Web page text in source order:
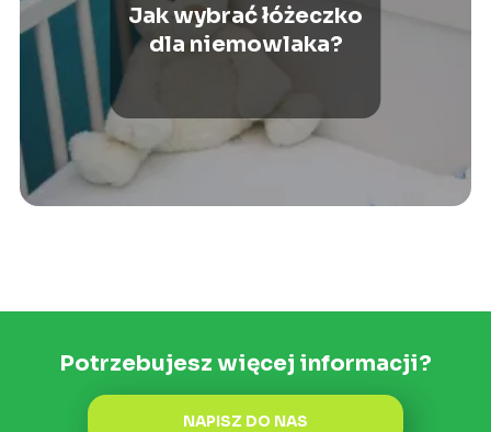
Jak wybrać łóżeczko
dla niemowlaka?
Potrzebujesz więcej informacji?
NAPISZ DO NAS